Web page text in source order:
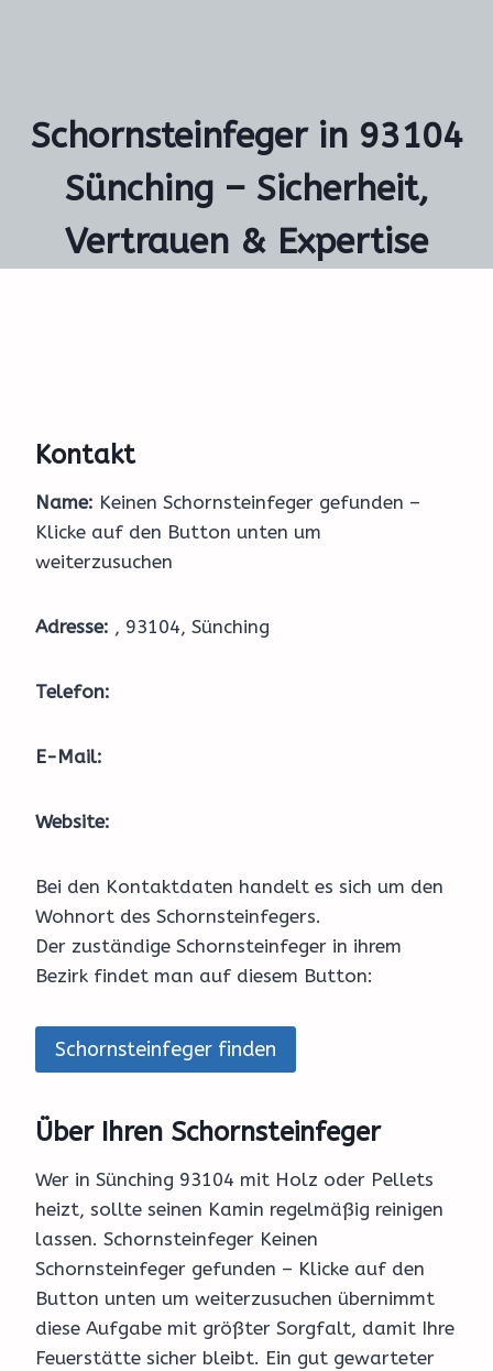
Schornsteinfeger in 93104
Sünching – Sicherheit,
Vertrauen & Expertise
Kontakt
Name: Keinen Schornsteinfeger gefunden –
Klicke auf den Button unten um
weiterzusuchen
Adresse: , 93104, Sünching
Telefon:
E-Mail:
Website:
Bei den Kontaktdaten handelt es sich um den
Wohnort des Schornsteinfegers.
Der zuständige Schornsteinfeger in ihrem
Bezirk findet man auf diesem Button:
Schornsteinfeger finden
Über Ihren Schornsteinfeger
Wer in Sünching 93104 mit Holz oder Pellets
heizt, sollte seinen Kamin regelmäßig reinigen
lassen. Schornsteinfeger Keinen
Schornsteinfeger gefunden – Klicke auf den
Button unten um weiterzusuchen übernimmt
diese Aufgabe mit größter Sorgfalt, damit Ihre
Feuerstätte sicher bleibt. Ein gut gewarteter